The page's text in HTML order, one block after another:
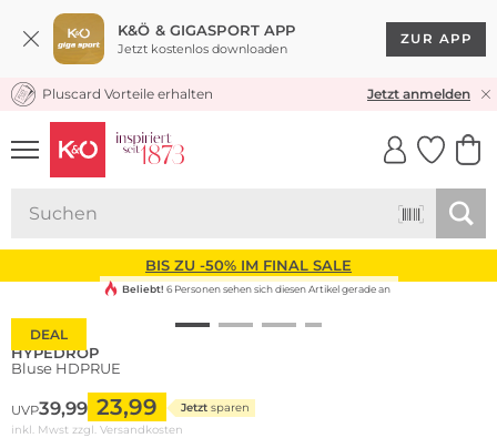
K&Ö & GIGASPORT APP
Jetzt kostenlos downloaden
ZUR APP
KOSTENLOSER VERSAND* & RÜCKVERSAND
Pluscard Vorteile erhalten Jetzt anmelden
UNSERE APP
CLICK &
BIS ZU -50% IM FINAL SALE
DEAL
Beliebt! 6 Personen sehen sich diesen Artikel gerade an
HYPEDROP
Bluse HDPRUE
UVP39,99 23,99 Jetzt sparen
inkl. Mwst zzgl. Versandkosten